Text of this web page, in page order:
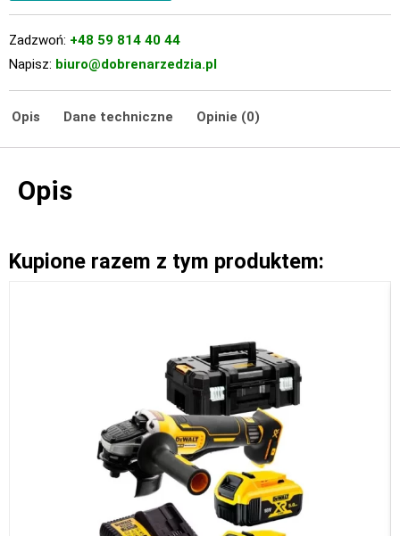
Zadzwoń: +48 59 814 40 44
Napisz: biuro@dobrenarzedzia.pl
Opis Dane techniczne Opinie (0)
Opis
Kupione razem z tym produktem: